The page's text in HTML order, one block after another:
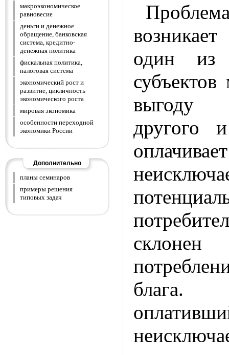
макроэкономическое
равновесие
деньги и денежное
обращение, банковская
система, кредитно-
денежная политика
фискальная политика,
налоговая система
экономический рост и
развитие, цикличность
экономического роста
мировая экономика
особенности переходной
экономики России
Дополнительно
планы семинаров
примеры решения
типовых задач
один из
выгоду
другого
блага.